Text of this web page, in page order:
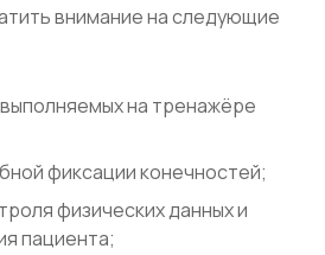
внимание на следующие
на тренажёре
фиксации конечностей;
физических данных и
пациента;